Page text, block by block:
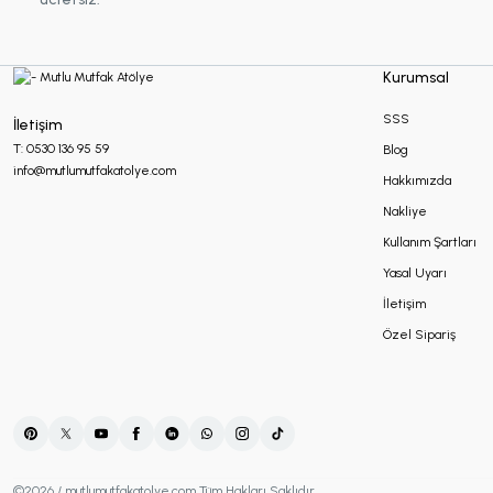
İletişim
T: 0530 136 95 59
info@mutlumutfakatolye.com
Kurumsal
SSS
Blog
Hakkımızda
Nakliye
Kullanım Şartları
Yasal Uyarı
İletişim
Özel Sipariş
Oda Kokusu Hediyelikleri
Sukulent Hediyelik